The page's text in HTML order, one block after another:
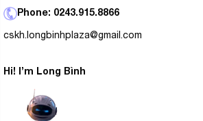
Phone: 0243.915.8866
cskh.longbinhplaza@gmail.com
Hi! I’m Long Bình